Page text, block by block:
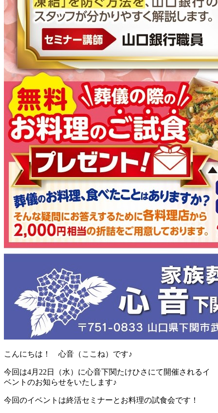
こんにちは！ 心音（ここね）です♪
今回は4月22日（水）に心音下関たけひさにて開催されるイ
ベントのお知らせをいたします♪
今回のイベントは終活セミナーとお料理の試食会です！